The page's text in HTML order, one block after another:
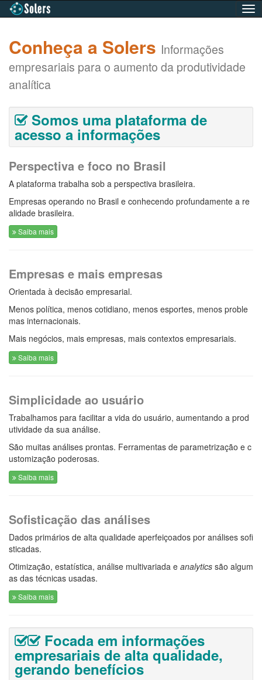
Conheça a Solers Informações
empresariais para o aumento da produtividade
analítica
Somos uma plataforma de
acesso a informações
Perspectiva e foco no Brasil
A plataforma trabalha sob a perspectiva brasileira.
Empresas operando no Brasil e conhecendo profundamente a re
alidade brasileira.
Saiba mais
Empresas e mais empresas
Orientada à decisão empresarial.
Menos política, menos cotidiano, menos esportes, menos proble
mas internacionais.
Mais negócios, mais empresas, mais contextos empresariais.
Saiba mais
Simplicidade ao usuário
Trabalhamos para facilitar a vida do usuário, aumentando a prod
utividade da sua análise.
São muitas análises prontas. Ferramentas de parametrização e c
ustomização poderosas.
Saiba mais
Sofisticação das análises
Dados primários de alta qualidade aperfeiçoados por análises sofi
sticadas.
Otimização, estatística, análise multivariada e analytics são algum
as das técnicas usadas.
Saiba mais
Focada em informações
empresariais de alta qualidade,
gerando benefícios